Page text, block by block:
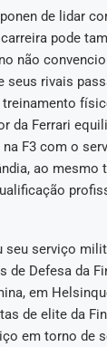
de lidar
pode
não
seus rivais
da Ferrari
na F3 com o
ao mesmo
seu serviço
de Defesa da
em
de elite da
em torno de